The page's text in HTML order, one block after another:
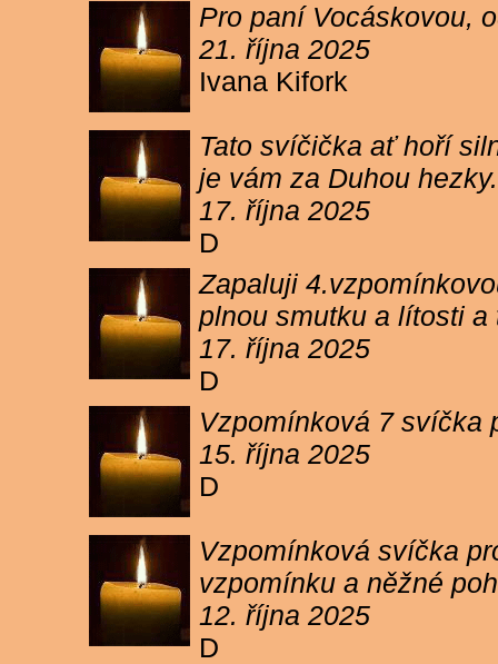
Pro paní Vocáskovou,
21. října 2025
Ivana Kifork
Tato svíčička ať hoří
je vám za Duhou
17. října 2025
D
Zapaluji
plnou smutku a lítosti
17. října 2025
D
Vzpomínková 7 svíčka
15. října 2025
D
Vzpomínková svíčka
vzpomínku a něžné
12. října 2025
D